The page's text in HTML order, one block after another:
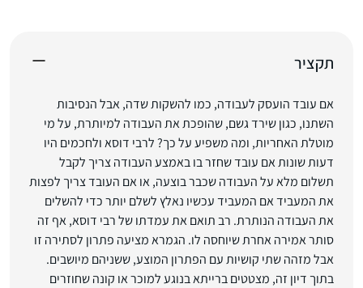
תקציר
אם עובד הועסק לעבודה, כמו להשקות שדה, אבל הנסיבות
השתנו, כגון שירד גשם, שהופכת את העבודה למיותרת, על מי
מוטלת האחריות, ומה משפיע על כך? לרבי דוסא ולחכמים היו
דעות שונות אם עובד שחזר בו באמצע העבודה צריך לקבל
תשלום מלא על העבודה שכבר בוצעה, או אם העובד צריך לפצות
את המעביד אם המעביד עכשיו נאלץ לשלם יותר כדי להשלים
את העבודה הנותרת. רב תואם את עמדתו של רבי דוסא, אף זה
סותר אמירה אחרת שיוחסה לו. הגמרא מציעה פתרון לסתירה זו
אבל מזהה שתי קושיות עם הפתרון המוצע, ששניהם מיושבים.
בתוך דיון זה, מצטטים ברייתא בנוגע למוכר או קונה שחוזרים